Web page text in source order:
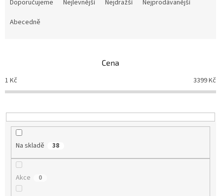
o
d
k
t
Doporučujeme Nejlevnější Nejdražší
Nejprodávanější
Abecedně
Cena
1 Kč 3399Kč
Na skladě 38
Akce 0